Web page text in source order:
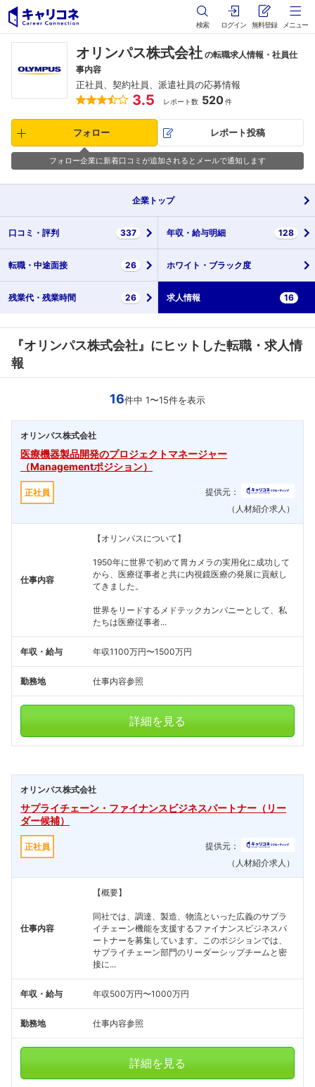
検索 ログイン 無料登録 メニュー
オリンパス株式会社 の転職求人情報・社員仕
事内容
正社員、契約社員、派遣社員の応募情報
3.5 レポート数 520件
フォロー レポート投稿
フォロー企業に新着口コミが追加されるとメールで通知します
企業 トップ
口コミ・ 評判 337 年収・ 給与明細 128
転職・ 中途面接 26 ホワイト・ ブラック度
残業代・ 残業時間 26 求人情報 16
『オリンパス株式会社』にヒットした転職・求人情
報
16件中 1〜15件を表示
オリンパス株式会社
医療機器製品開発のプロジェクトマネージャー
（Managementポジション）
正社員
提供元：
（人材紹介求人）
仕事内容
【オリンパスについて】
1950年に世界で初めて胃カメラの実用化に成功して
から、医療従事者と共に内視鏡医療の発展に貢献し
てきました。
世界をリードするメドテックカンパニーとして、私
たちは医療従事者...
年収・給与 年収1100万円〜1500万円
勤務地 仕事内容参照
詳細を見る
オリンパス株式会社
サプライチェーン・ファイナンスビジネスパートナー（リー
ダー候補）
正社員
提供元：
（人材紹介求人）
仕事内容
【概要】
同社では、調達、製造、物流といった広義のサプラ
イチェーン機能を支援するファイナンスビジネスパ
ートナーを募集しています。このポジションでは、
サプライチェーン部門のリーダーシップチームと密
接に...
年収・給与 年収500万円〜1000万円
勤務地 仕事内容参照
詳細を見る